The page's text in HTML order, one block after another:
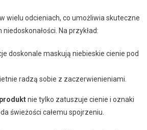
wielu odcieniach, co umożliwia skuteczne
Na przykład:
doskonale maskują niebieskie cienie pod
radzą sobie z zaczerwienieniami.
nie tylko zatuszuje cienie i oznaki
świeżości całemu spojrzeniu.